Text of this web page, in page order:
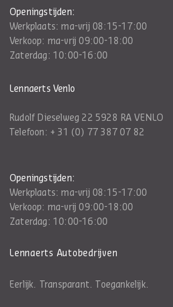
Openingstijden:
Werkplaats: ma-vrij 08:15-17:00
Verkoop: ma-vrij 09:00-18:00
Zaterdag: 10:00-16:00
Lennaerts Venlo
Rudolf Dieselweg 22 5928 RA VENLO
Telefoon: + 31 (0) 77 387 07 82
Openingstijden:
Werkplaats: ma-vrij 08:15-17:00
Verkoop: ma-vrij 09:00-18:00
Zaterdag: 10:00-16:00
Lennaerts Autobedrijven
Eerlijk. Transparant. Toegankelijk.